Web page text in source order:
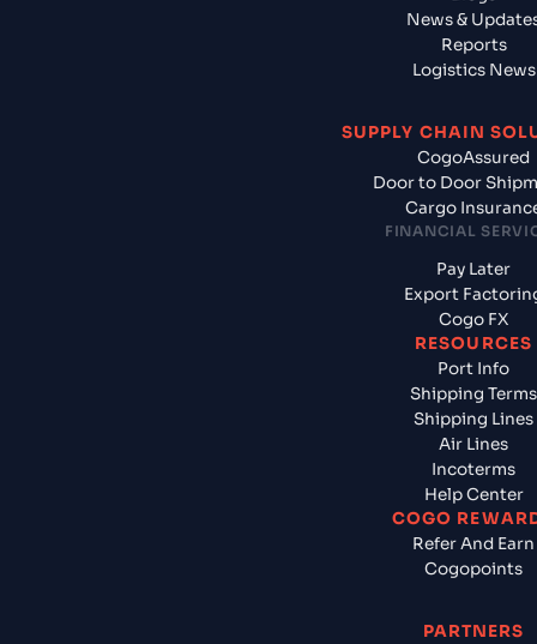
News &
Reports
Logistics News
SUPPLY CHAIN
CogoAssured
Door to Door
Cargo
FINANCIAL
Pay Later
Export
Cogo FX
RESOURCES
Port Info
Shipping Terms
Shipping Lines
Air Lines
Incoterms
Help Center
COGO
Refer And Earn
Cogopoints
PARTNERS